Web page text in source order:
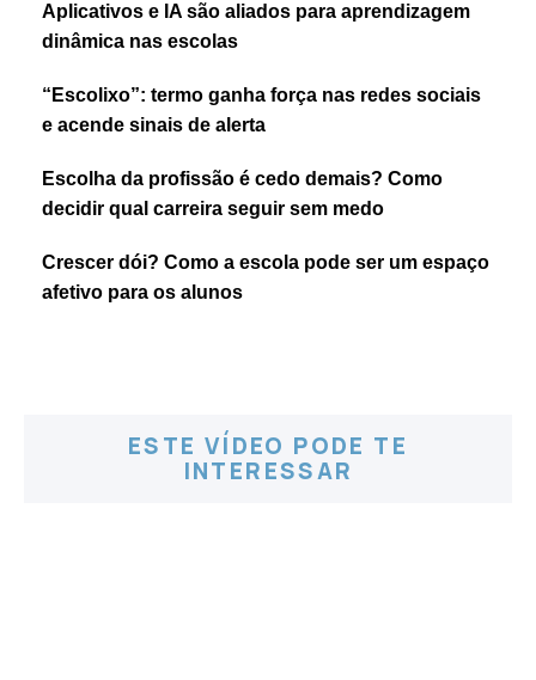
Aplicativos e IA são aliados para aprendizagem
dinâmica nas escolas
“Escolixo”: termo ganha força nas redes sociais
e acende sinais de alerta
Escolha da profissão é cedo demais? Como
decidir qual carreira seguir sem medo
Crescer dói? Como a escola pode ser um espaço
afetivo para os alunos
ESTE VÍDEO PODE TE
INTERESSAR